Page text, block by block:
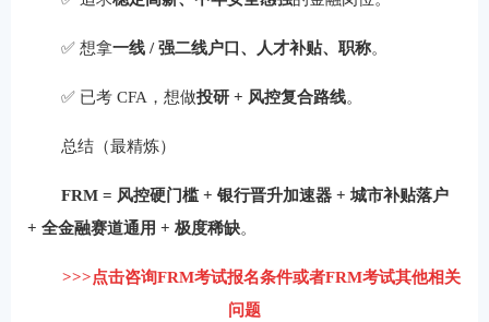
✅ 想拿一线 / 强二线户口、人才补贴、职称。
✅ 已考 CFA，想做投研 + 风控复合路线。
总结（最精炼）
FRM = 风控硬门槛 + 银行晋升加速器 + 城市补贴落户
+ 全金融赛道通用 + 极度稀缺。
>>>点击咨询FRM考试报名条件或者FRM考试其他相关
问题